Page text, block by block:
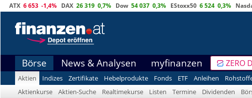
ATX 6 653 -1,4% DAX 26 319 0,7% Dow 54 037 0,3% EStoxx50 6 524 0,3%
Börse News & Analysen myfinanzen ZERO
Aktien Indizes Zertifikate Hebelprodukte Fonds ETF Anleihen
Aktienkurse
Aktien-Suche Realtimekurse Listen Termine Dividenden